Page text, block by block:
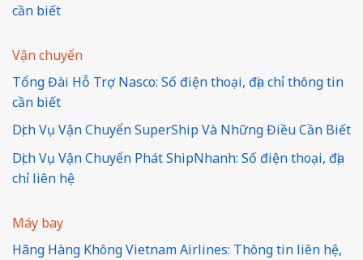
cần biết
Vận chuyển
Tổng Đài Hỗ Trợ Nasco: Số điện thoại, địa chỉ thông tin
cần biết
Dịch Vụ Vận Chuyển SuperShip Và Những Điều Cần Biết
Dịch Vụ Vận Chuyển Phát ShipNhanh: Số điện thoại, địa
chỉ liên hệ
Máy bay
Hãng Hàng Không Vietnam Airlines: Thông tin liên hệ,